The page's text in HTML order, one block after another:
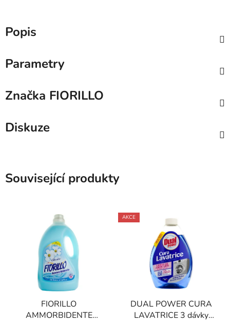
Popis
Parametry
Značka FIORILLO
Diskuze
Související produkty
FIORILLO
AMMORBIDENTE
AKCE
DUAL POWER CURA
LAVATRICE 3 dávky